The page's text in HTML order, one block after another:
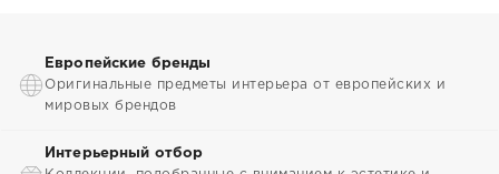
Европейские бренды
Оригинальные предметы интерьера от европейских и
мировых брендов
Интерьерный отбор